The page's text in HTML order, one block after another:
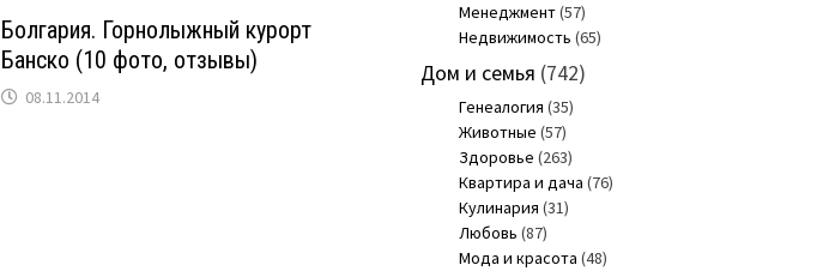
Болгария. Горнолыжный курорт
Банско (10 фото, отзывы)
08.11.2014
Менеджмент(57)
Недвижимость (65)
Дом и семья (742)
Генеалогия (35)
Животные (57)
Здоровье (263)
Квартира и дача (76)
Кулинария (31)
Любовь (87)
Мода и красота (48)